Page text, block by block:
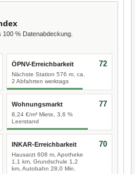
100 % Datenabdeckung.
ÖPNV-Erreichbarkeit
Nächste Station 576 m, ca.
2 Abfahrten werktags
72
Wohnungsmarkt
8,24 €/m² Miete, 3,6 %
Leerstand
77
INKAR-Erreichbarkeit
Hausarzt 608 m, Apotheke
1,1 km, Grundschule 1,2
km, Autobahn 28,0 Min.
70